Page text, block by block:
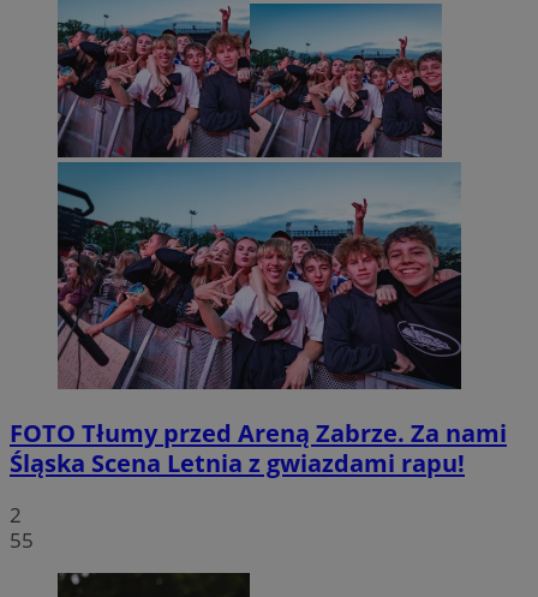
FOTO Tłumy przed Areną Zabrze. Za nami
Śląska Scena Letnia z gwiazdami rapu!
2
55